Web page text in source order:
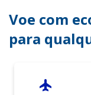
Voe com
para
flight